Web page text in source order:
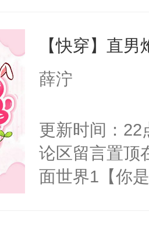
小白莲：“嘤
胡说，我没碰
不愧是大佬，
悉，嗷？这不
可以先看仙帝
他说：【您
年，存活下
再说一遍。】
子嗣）。盘
孤独成性，被
嘴硬心软、宠
他才发现：他
氓，本体是全
来想逗逗人类
【快穿】直
薛泞
更新时间：22
论区留言置顶
面世界1【你